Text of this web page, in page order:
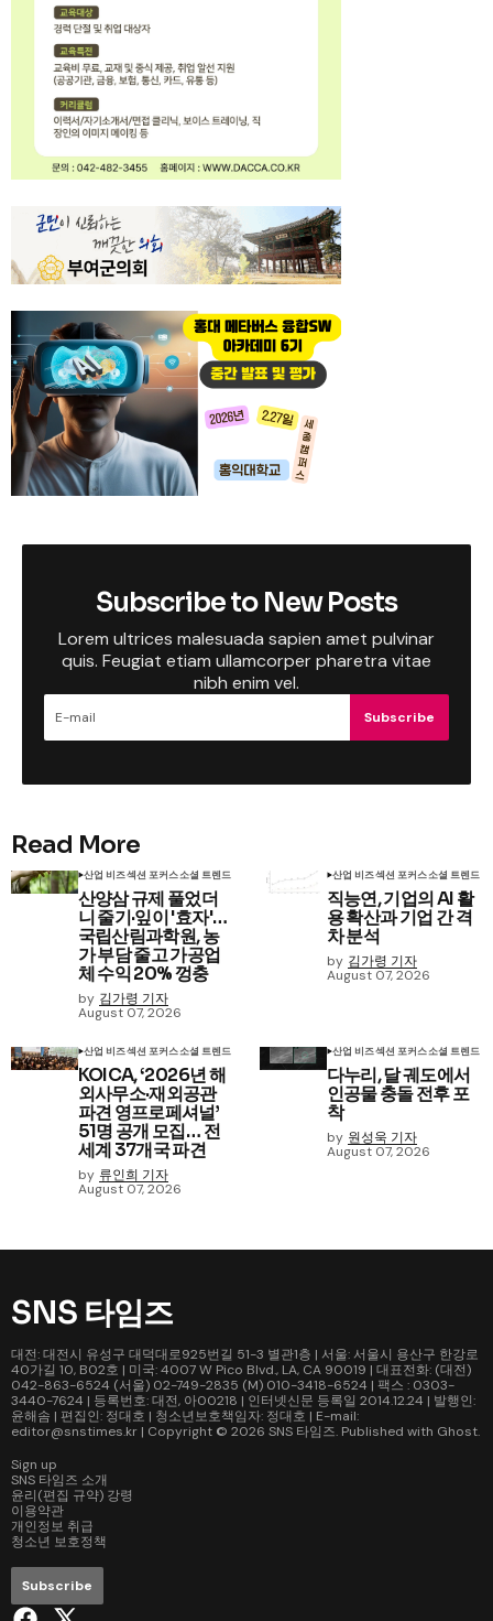
Subscribe to New Posts
Lorem ultrices malesuada sapien amet pulvinar
quis. Feugiat etiam ullamcorper pharetra vitae
nibh enim vel.
Subscribe
Read More
산업 비즈섹션 포커스소셜 트렌드
산양삼 규제 풀었더
니 줄기·잎이 '효자'…
국립산림과학원, 농
가 부담 줄고 가공업
체 수익 20% 껑충
by 김가령 기자
August 07, 2026
산업 비즈섹션 포커스소셜 트렌드
직능연, 기업의 AI 활
용 확산과 기업 간 격
차 분석
by 김가령 기자
August 07, 2026
산업 비즈섹션 포커스소셜 트렌드
KOICA, ‘2026년 해
외사무소·재외공관
파견 영프로페셔널’
51명 공개 모집… 전
세계 37개국 파견
by 류인희 기자
August 07, 2026
산업 비즈섹션 포커스소셜 트렌드
다누리, 달 궤도에서
인공물 충돌 전후 포
착
by 원성욱 기자
August 07, 2026
SNS 타임즈
대전: 대전시 유성구 대덕대로925번길 51-3 별관1층 | 서울: 서울시 용산구 한강로
40가길 10, B02호 | 미국: 4007 W Pico Blvd., LA, CA 90019 | 대표전화: (대전)
042-863-6524 (서울) 02-749-2835 (M) 010-3418-6524 | 팩스 : 0303-
3440-7624 | 등록번호: 대전, 아00218 | 인터넷신문 등록일 2014.12.24 | 발행인:
윤해솜 | 편집인: 정대호 | 청소년보호책임자: 정대호 | E-mail:
editor@snstimes.kr | Copyright © 2026 SNS 타임즈. Published with Ghost.
Sign up
SNS 타임즈 소개
윤리(편집 규약) 강령
이용약관
개인정보 취급
청소년 보호정책
Subscribe